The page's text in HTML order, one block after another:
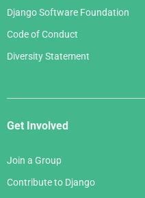
Django Software Foundation
Code of Conduct
Diversity Statement
Get Involved
Join a Group
Contribute to Django